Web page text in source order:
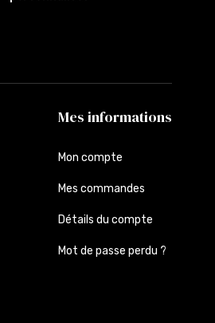
Mes informations
Mon compte
Mes commandes
Détails du compte
Mot de passe perdu ?